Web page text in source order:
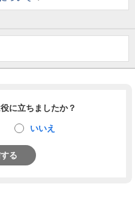
に立ちましたか？
いいえ
る